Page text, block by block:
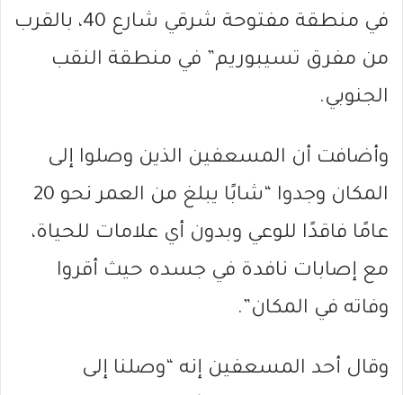
في منطقة مفتوحة شرقي شارع 40، بالقرب
من مفرق تسيبوريم” في منطقة النقب
الجنوبي.
وأضافت أن المسعفين الذين وصلوا إلى
المكان وجدوا “شابًا يبلغ من العمر نحو 20
عامًا فاقدًا للوعي وبدون أي علامات للحياة،
مع إصابات نافدة في جسده حيث أقروا
وفاته في المكان”.
وقال أحد المسعفين إنه “وصلنا إلى